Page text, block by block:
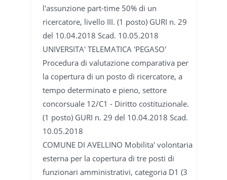
l'assunzione part-time 50% di un
ricercatore, livello III. (1 posto) GURI n. 29
del 10.04.2018 Scad. 10.05.2018
UNIVERSITA' TELEMATICA 'PEGASO'
Procedura di valutazione comparativa per
la copertura di un posto di ricercatore, a
tempo determinato e pieno, settore
concorsuale 12/C1 - Diritto costituzionale.
(1 posto) GURI n. 29 del 10.04.2018 Scad.
10.05.2018
COMUNE DI AVELLINO Mobilita' volontaria
esterna per la copertura di tre posti di
funzionari amministrativi, categoria D1 (3